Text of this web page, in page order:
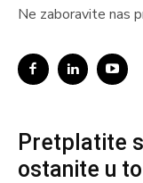
Ne zaboravite nas
Pretplatite
ostanite u